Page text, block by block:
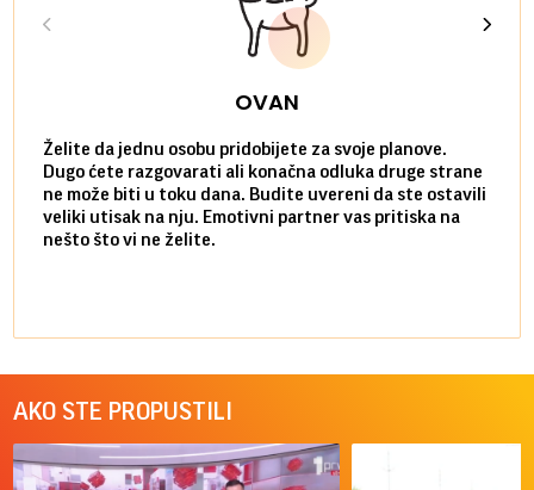
OVAN
Želite da jednu osobu pridobijete za svoje planove.
Dugo ćete razgovarati ali konačna odluka druge strane
ne može biti u toku dana. Budite uvereni da ste ostavili
veliki utisak na nju. Emotivni partner vas pritiska na
nešto što vi ne želite.
AKO STE PROPUSTILI